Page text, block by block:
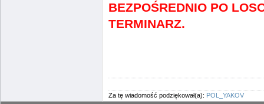
BEZPOŚREDNIO PO
TERMINARZ.
Za tę wiadomość podziękował(a): POL_YAKOV